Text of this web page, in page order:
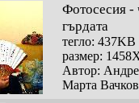
Фотосесия -
гърдата
тегло: 437KB
размер:
Автор:
Марта